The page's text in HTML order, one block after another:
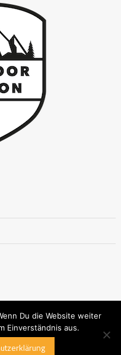
byMysteryThemes
Du die Website weiter
Einverständnis aus.